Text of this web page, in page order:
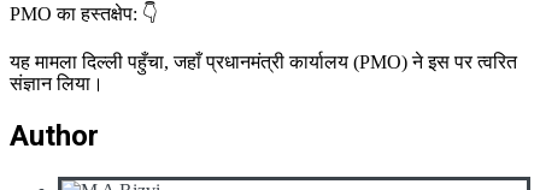
PMO का हस्तक्षेप: 👇
यह मामला दिल्ली पहुँचा, जहाँ प्रधानमंत्री कार्यालय (PMO) ने इस पर त्वरित
संज्ञान लिया।
Author